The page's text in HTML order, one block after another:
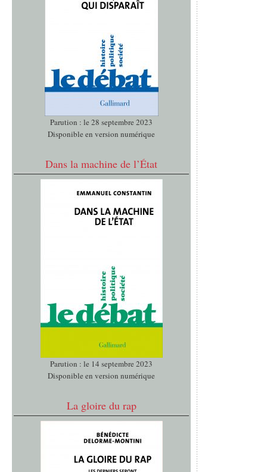
Parution : le 28 septembre 2023
Disponible en version numérique
Dans la machine de l’État
Parution : le 14 septembre 2023
Disponible en version numérique
La gloire du rap